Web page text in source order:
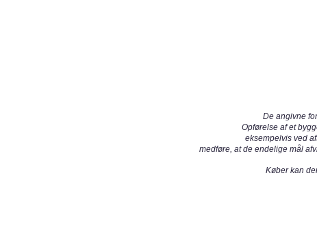
De angivne
Opførelse af et
eksempelvis ved
medføre, at de endelige mål
Køber kan